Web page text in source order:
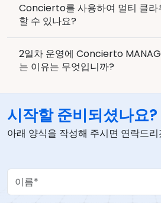
Concierto를 사용하여 멀티 클라
할 수 있나요?
2일차 운영에 Concierto
는 이유는 무엇입니까?
시작할 준비되셨나요?
아래 양식을 작성해 주시면 연락드
Your Name